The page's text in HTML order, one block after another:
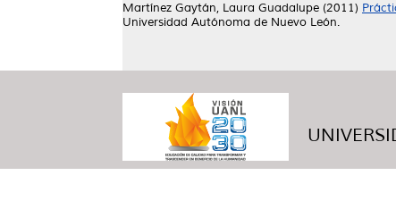
Martínez Gaytán, Laura Guadalupe (2011)
Universidad Autónoma de Nuevo León.